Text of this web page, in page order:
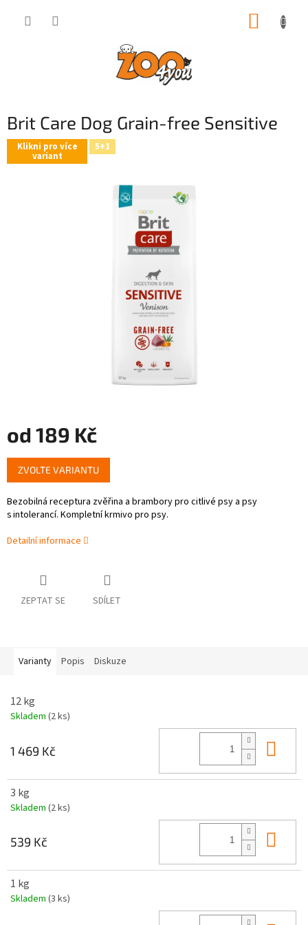
Brit Care Dog Grain-free Sensitive
Klikni pro více
variant
5+1
od 189 Kč
Měrná
cena:
ZVOLTE VARIANTU
Bezobilná receptura zvěřina a brambory pro citlivé psy a psy
s intolerancí. Kompletní krmivo pro psy.
Detailní informace
ZEPTAT SE SDÍLET
Varianty Popis Diskuze
12 kg
Skladem (2 ks)
1 469 Kč
3 kg
Skladem (2 ks)
539 Kč
1 kg
Skladem (3 ks)